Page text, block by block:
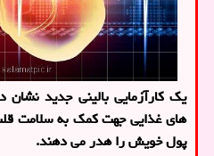
یک کارآزمایی بالینی جدید
های غذایی جهت کمک به سلامت
پول خویش را هدر می دهند.